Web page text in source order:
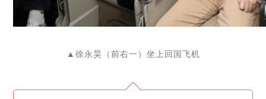
▲ 徐永昊（前右一）坐上回国飞机